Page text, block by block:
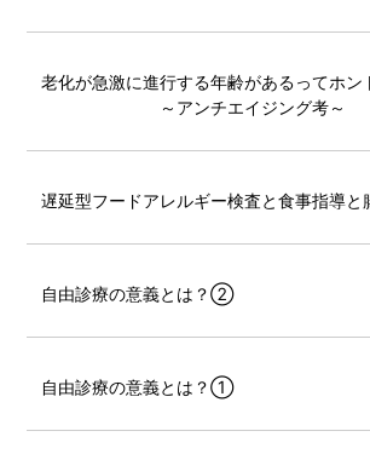
老化が急激に進行する年齢があるってホン
～アンチエイジング考～
遅延型フードアレルギー検査と食事指導と
自由診療の意義とは？②
自由診療の意義とは？①